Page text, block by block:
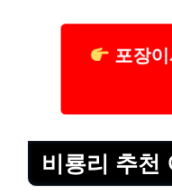
포장이
비룡리 추천